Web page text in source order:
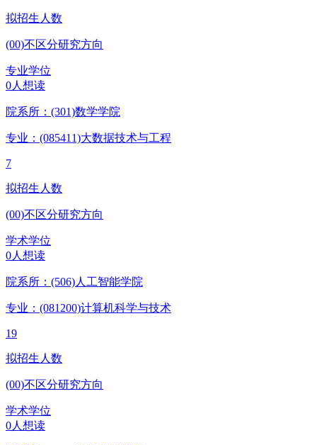
拟招生人数
(00)不区分研究方向
专业学位
0人想读
院系所：(301)数学学院
专业：(085411)大数据技术与工程
7
拟招生人数
(00)不区分研究方向
学术学位
0人想读
院系所：(506)人工智能学院
专业：(081200)计算机科学与技术
19
拟招生人数
(00)不区分研究方向
学术学位
0人想读